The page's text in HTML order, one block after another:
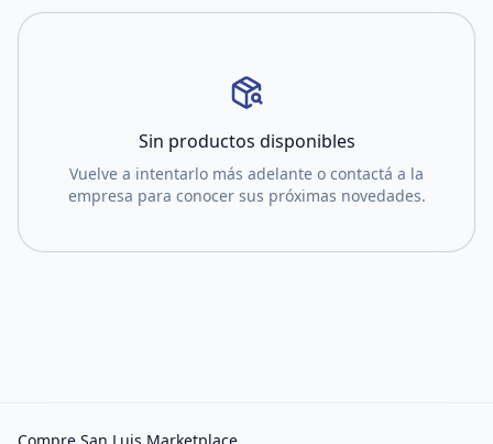
Sin productos disponibles
Vuelve a intentarlo más adelante o contactá a la
empresa para conocer sus próximas novedades.